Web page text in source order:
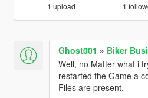
1 upload 1
Ghost001 » Biker
Well, no Matter what i
restarted the Game a
Files are present.